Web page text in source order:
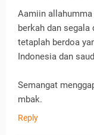
Aamiin allahumma
berkah dan
tetaplah berdoa
Indonesia dan
Semangat
mbak.
Reply